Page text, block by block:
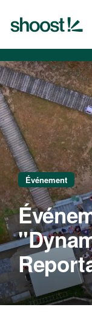
contenu
Événement